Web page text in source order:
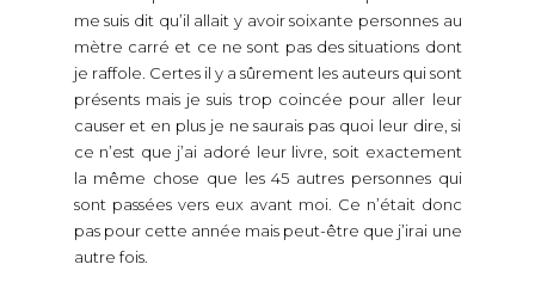
me suis dit qu’il allait y avoir soixante personnes au
mètre carré et ce ne sont pas des situations dont
je raffole. Certes il y a sûrement les auteurs qui sont
présents mais je suis trop coincée pour aller leur
causer et en plus je ne saurais pas quoi leur dire, si
ce n’est que j’ai adoré leur livre, soit exactement
la même chose que les 45 autres personnes qui
sont passées vers eux avant moi. Ce n’était donc
pas pour cette année mais peut-être que j’irai une
autre fois.